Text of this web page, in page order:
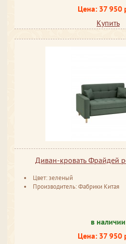
Цена: 37 950
Купить
Диван-кровать Фрайдей
Цвет: зеленый
Производитель: Фабрики Китая
в наличии
Цена: 37 950